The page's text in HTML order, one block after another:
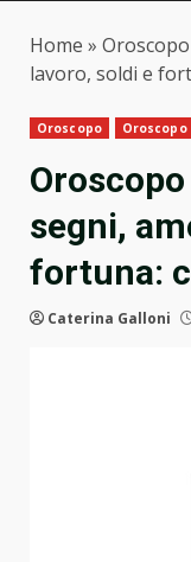
Home »
lavoro, soldi e
Oroscopo
segni,
fortuna:
Caterina Galloni